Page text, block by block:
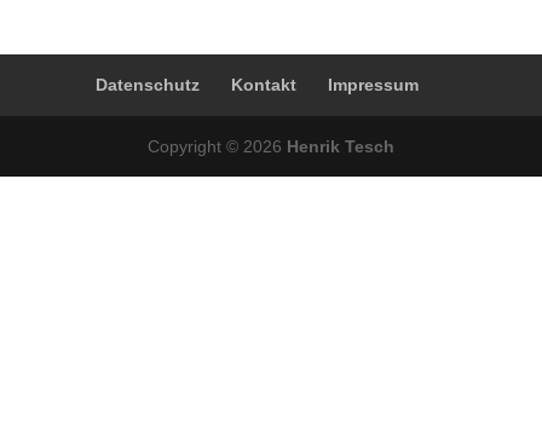
Datenschutz Kontakt Impressum
Copyright © 2026 Henrik Tesch